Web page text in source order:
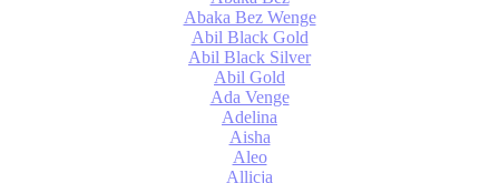
Abaka Bez Wenge
Abil Black Gold
Abil Black Silver
Abil Gold
Ada Venge
Adelina
Aisha
Aleo
Allicja